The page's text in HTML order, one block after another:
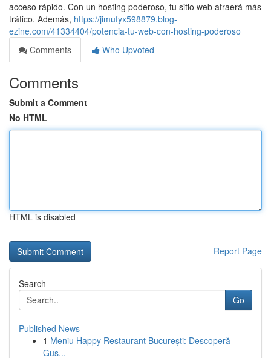
acceso rápido. Con un hosting poderoso, tu sitio web atraerá más
tráfico. Además, https://jimufyx598879.blog-
ezine.com/41334404/potencia-tu-web-con-hosting-poderoso
Comments
Who Upvoted
Comments
Submit a Comment
No HTML
HTML is disabled
Report Page
Search
Go
Published News
1 Meniu Happy Restaurant București: Descoperă
Gus...